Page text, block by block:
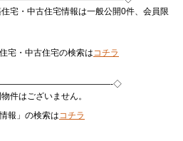
宅・中古住宅情報は一般公開0件、会員限
宅・中古住宅の検索はコチラ
◇
件はございません。
報」の検索はコチラ